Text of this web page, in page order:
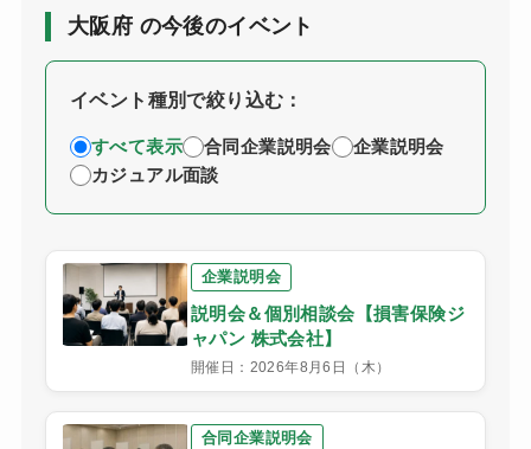
大阪府 の今後のイベント
イベント種別で絞り込む：
すべて表示 合同企業説明会
企業説明会
カジュアル面談
企業説明会
説明会＆個別相談会【損害保険ジ
ャパン 株式会社】
開催日：2026年8月6日（木）
合同企業説明会